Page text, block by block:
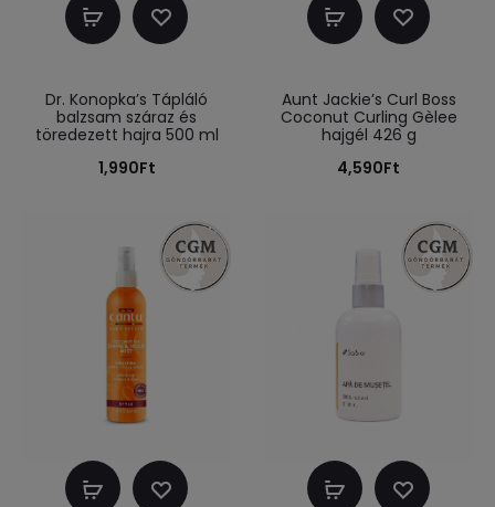
Kosárba
Dr. Konopka’s Tápláló
balzsam száraz és
töredezett hajra 500 ml
1,990Ft
Kosárba
Aunt Jackie’s Curl Boss
Coconut Curling Gèlee
hajgél 426 g
4,590Ft
Kosárba Tovább